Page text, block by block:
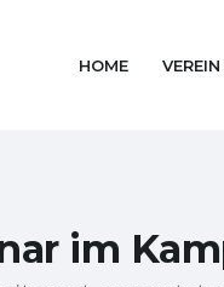
HOME VEREIN
im